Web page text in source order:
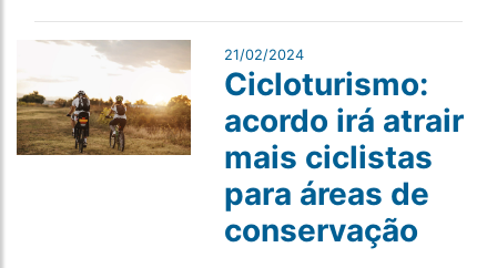
21/02/2024
Cicloturismo:
acordo irá atrair
mais ciclistas
para áreas de
conservação